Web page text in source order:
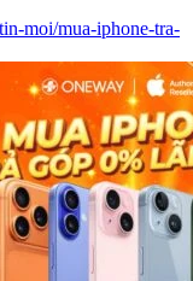
moi/mua-iphone-tra-